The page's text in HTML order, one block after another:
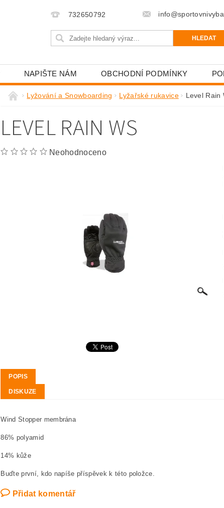
732650792
NAPIŠTE NÁM OBCHODNÍ PODMÍNKY
Lyžování a Snowboarding Lyžařské rukavice Level Rain
LEVEL RAIN WS
Neohodnoceno
POPIS
DISKUZE
Wind Stopper membrána
86% polyamid
14% kůže
Buďte první, kdo napíše příspěvek k této položce.
Přidat komentář